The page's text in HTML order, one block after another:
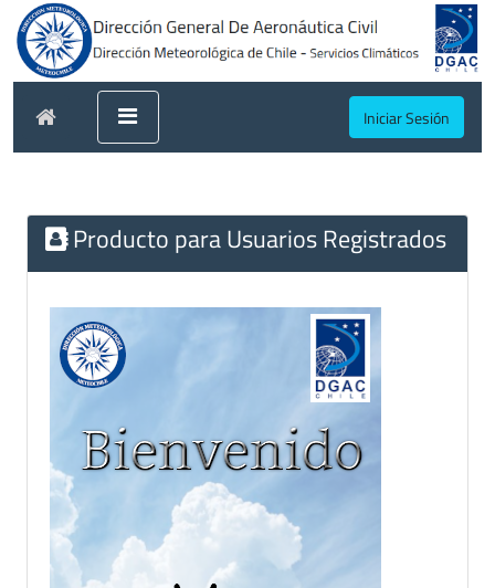
Iniciar Sesión
Producto para Usuarios Registrados